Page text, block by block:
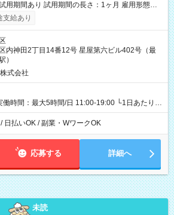
用期間あり 試用期間の長さ：1ヶ月 雇用形態、
と同じです。
支給あり
内神田2丁目14番12号 星屋第六ビル402号（最
）
式会社
働時間：最大5時間/日 11:00-19:00 └1日あたりの
時間 └上記の時間帯内であれば、いつでも勤務可
曜日の中で、お好きな曜日でご勤務いただけま
のように、自由な働き方が可能なお仕事です！
日払いOK / 副業・WワークOK
応募する 詳細へ
未読